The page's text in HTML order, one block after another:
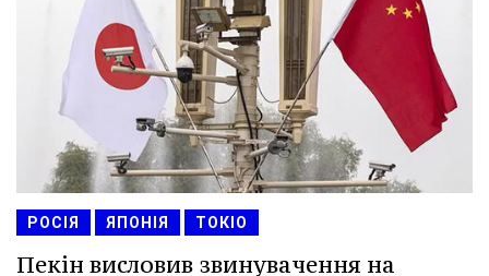
РОСІЯ ЯПОНІЯ ТОКІО
Пекін висловив звинувачення на